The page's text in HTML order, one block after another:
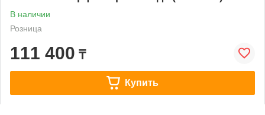
В наличии
Розница
111 400 ₸
Купить